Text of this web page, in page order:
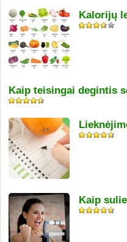
Kalorijų
Kaip teisingai degintis
Kaip